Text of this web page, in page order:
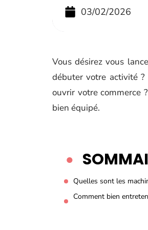
03/02/2026
Vous désirez vous
débuter votre activité
ouvrir votre commerce
bien équipé.
Quelles sont les
Comment bien